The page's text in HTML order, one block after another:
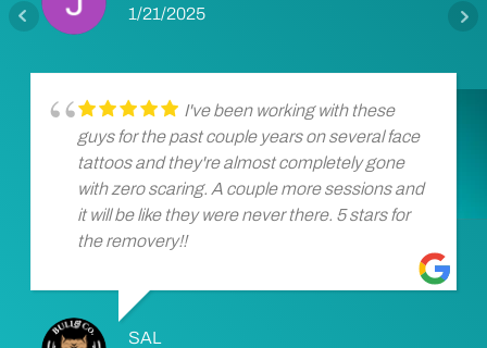
1/21/2025
I've been working with these
guys for the past couple years on several face
tattoos and they're almost completely gone
with zero scaring. A couple more sessions and
it will be like they were never there. 5 stars for
the removery!!
SAL